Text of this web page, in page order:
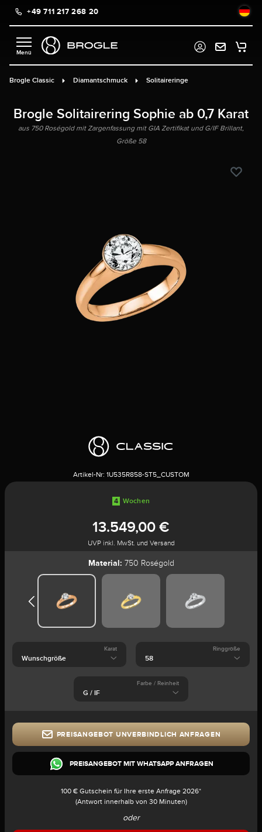
springen
+49 711 217 268 20
Brogle Classic Diamantschmuck Solitaireringe
Brogle Solitairering Sophie ab 0,7 Karat
aus 750 Roségold mit Zargenfassung mit GIA Zertifikat und G/IF Brillant,
Größe 58
Artikel-Nr: 1U535R858-ST5_CUSTOM
4 Wochen
13.549,00 €
UVP inkl. MwSt. und Versand
Material: 750 Roségold
Karat Ringgröße
Farbe / Reinheit
PREISANGEBOT UNVERBINDLICH ANFRAGEN
PREISANGEBOT MIT WHATSAPP ANFRAGEN
100 € Gutschein für Ihre erste Anfrage 2026*
(Antwort innerhalb von 30 Minuten)
oder